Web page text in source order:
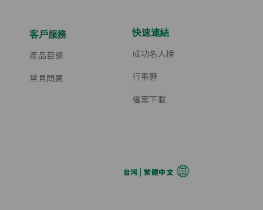
客戶服務
產品目錄
常見問題
快速連結
成功名人榜
行事曆
檔案下載
台灣 | 繁體中文